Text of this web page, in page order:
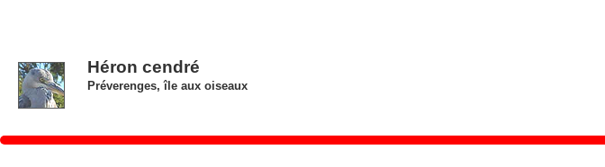
Héron cendré
Préverenges, île aux oiseaux